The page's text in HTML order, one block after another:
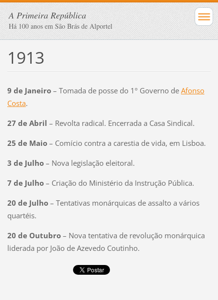
A Primeira República
Há 100 anos em São Brás de Alportel
1913
9 de Janeiro – Tomada de posse do 1º Governo de Afonso
Costa.
27 de Abril – Revolta radical. Encerrada a Casa Sindical.
25 de Maio – Comício contra a carestia de vida, em Lisboa.
3 de Julho – Nova legislação eleitoral.
7 de Julho – Criação do Ministério da Instrução Pública.
20 de Julho – Tentativas monárquicas de assalto a vários
quartéis.
20 de Outubro – Nova tentativa de revolução monárquica
liderada por João de Azevedo Coutinho.